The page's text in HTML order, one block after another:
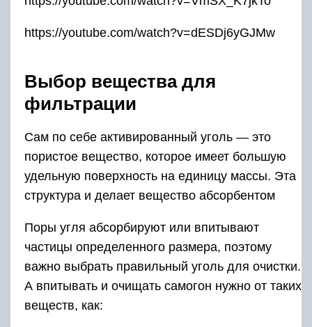
https://youtube.com/watch?v=dESDj6yGJMw
Выбор вещества для
фильтрации
Сам по себе активированный уголь — это
пористое вещество, которое имеет большую
удельную поверхность на единицу массы. Эта
структура и делает вещество абсорбентом
Поры угля абсорбируют или впитывают
частицы определенного размера, поэтому
важно выбрать правильный уголь для очистки.
А впитывать и очищать самогон нужно от таких
веществ, как: